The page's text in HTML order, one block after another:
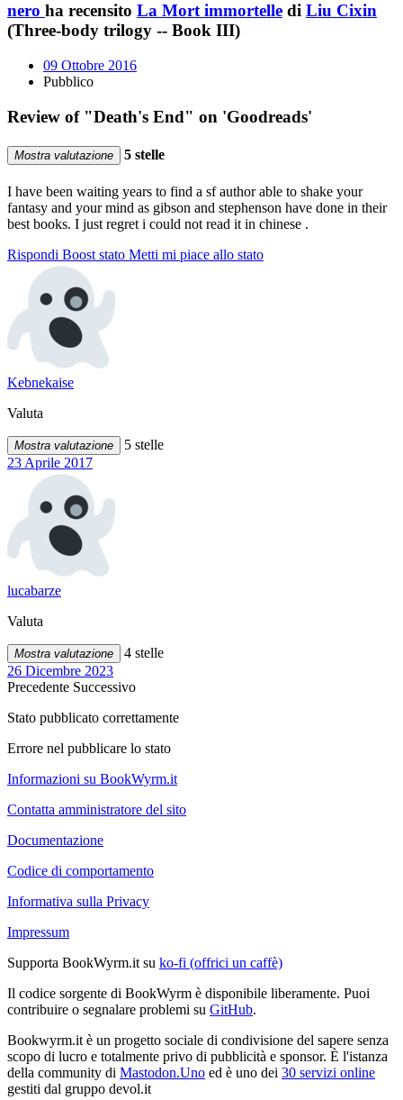
nero ha recensito La Mort immortelle di Liu Cixin
(Three-body trilogy -- Book III)
09 Ottobre 2016
Pubblico
Review of "Death's End" on 'Goodreads'
Mostra valutazione 5 stelle
I have been waiting years to find a sf author able to shake your
fantasy and your mind as gibson and stephenson have done in their
best books. I just regret i could not read it in chinese .
Rispondi Boost stato Metti mi piace allo stato
Kebnekaise
Valuta
Mostra valutazione
5 stelle
23 Aprile 2017
lucabarze
Valuta
Mostra valutazione
4 stelle
26 Dicembre 2023
Precedente Successivo
Stato pubblicato correttamente
Errore nel pubblicare lo stato
Informazioni su BookWyrm.it
Contatta amministratore del sito
Documentazione
Codice di comportamento
Informativa sulla Privacy
Impressum
Supporta BookWyrm.it su ko-fi (offrici un caffè)
Il codice sorgente di BookWyrm è disponibile liberamente. Puoi
contribuire o segnalare problemi su GitHub.
Bookwyrm.it è un progetto sociale di condivisione del sapere senza
scopo di lucro e totalmente privo di pubblicità e sponsor. È l'istanza
della community di Mastodon.Uno ed è uno dei 30 servizi online
gestiti dal gruppo devol.it